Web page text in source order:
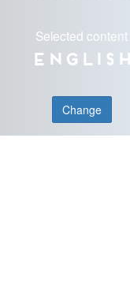
Selected content
English
Change